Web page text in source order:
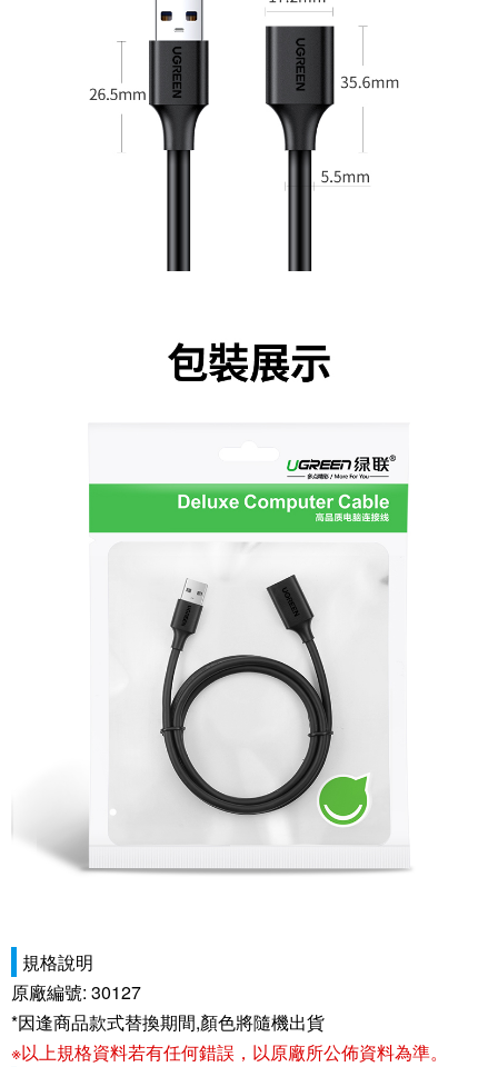
規格說明
原廠編號: 30127
*因逢商品款式替換期間,顏色將隨機出貨
※以上規格資料若有任何錯誤，以原廠所公佈資料為準。